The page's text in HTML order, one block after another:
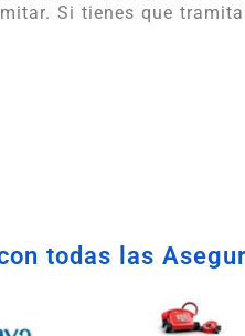
Si tienes que
todas las